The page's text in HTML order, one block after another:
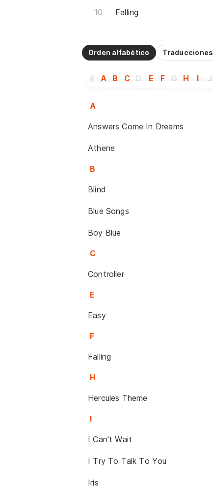
Falling
Orden alfabético Traducciones
# A B C D E F G H I J
A
Answers Come In Dreams
Athene
B
Blind
Blue Songs
Boy Blue
C
Controller
E
Easy
F
Falling
H
Hercules Theme
I
I Can't Wait
I Try To Talk To You
Iris